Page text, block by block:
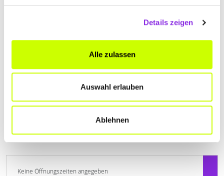
Details zeigen
Alle zulassen
Auswahl erlauben
Ablehnen
+491702782312
Keine Öffnungszeiten angegeben